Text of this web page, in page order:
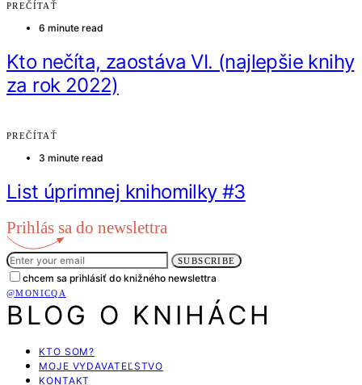
PREČÍTAŤ
6 minute read
Kto nečíta, zaostáva VI. (najlepšie knihy
za rok 2022)
PREČÍTAŤ
3 minute read
List úprimnej knihomilky #3
Prihlás sa do newslettra
SUBSCRIBE
chcem sa prihlásiť do knižného newslettra
@MONICQA
BLOG O KNIHÁCH
KTO SOM?
MOJE VYDAVATEĽSTVO
KONTAKT